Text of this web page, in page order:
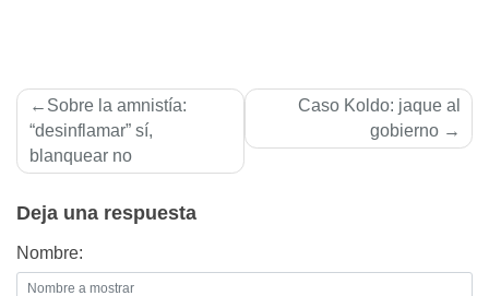
Navegación
de
entradas
Sobre la amnistía:
“desinflamar” sí,
blanquear no
Caso Koldo: jaque al
gobierno
Deja una respuesta
Nombre: